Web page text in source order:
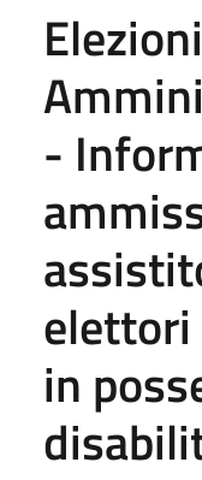
Elezioni
-
in